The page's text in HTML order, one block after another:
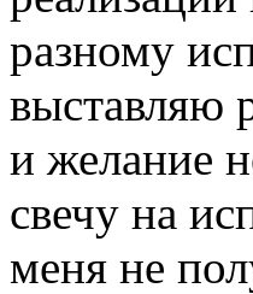
разному
выставляю
и желание
свечу на
меня не